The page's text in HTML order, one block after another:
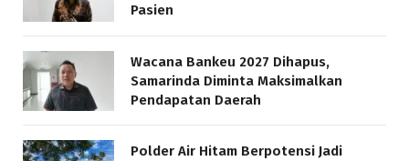
Pasien
Wacana Bankeu 2027 Dihapus,
Samarinda Diminta Maksimalkan
Pendapatan Daerah
Polder Air Hitam Berpotensi Jadi